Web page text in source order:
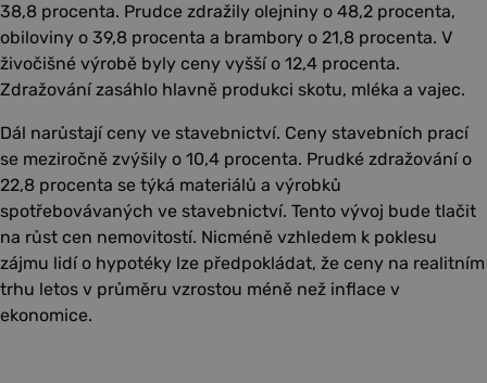
38,8 procenta. Prudce zdražily olejniny o 48,2 procenta,
obiloviny o 39,8 procenta a brambory o 21,8 procenta. V
živočišné výrobě byly ceny vyšší o 12,4 procenta.
Zdražování zasáhlo hlavně produkci skotu, mléka a vajec.
Dál narůstají ceny ve stavebnictví. Ceny stavebních prací
se meziročně zvýšily o 10,4 procenta. Prudké zdražování o
22,8 procenta se týká materiálů a výrobků
spotřebovávaných ve stavebnictví. Tento vývoj bude tlačit
na růst cen nemovitostí. Nicméně vzhledem k poklesu
zájmu lidí o hypotéky lze předpokládat, že ceny na realitním
trhu letos v průměru vzrostou méně než inflace v
ekonomice.